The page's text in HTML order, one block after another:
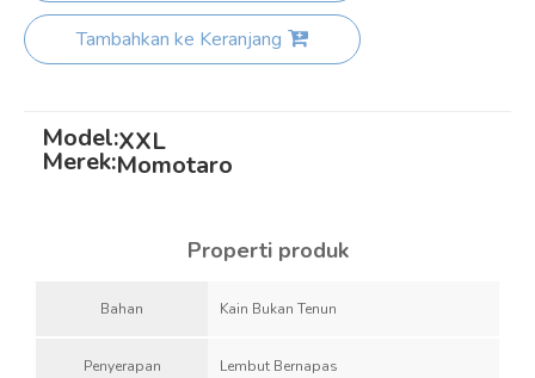
Tambahkan ke Keranjang
Model:XXL
Merek:Momotaro
Properti produk
Bahan Kain Bukan Tenun
Penyerapan Lembut Bernapas